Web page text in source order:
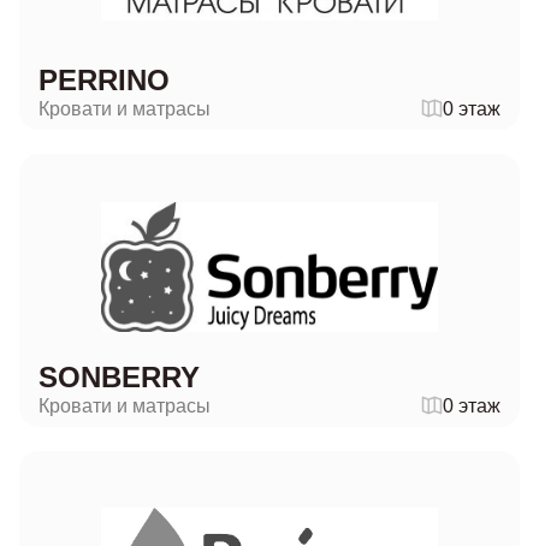
PERRINO
Кровати и матрасы 0 этаж
SONBERRY
Кровати и матрасы 0 этаж